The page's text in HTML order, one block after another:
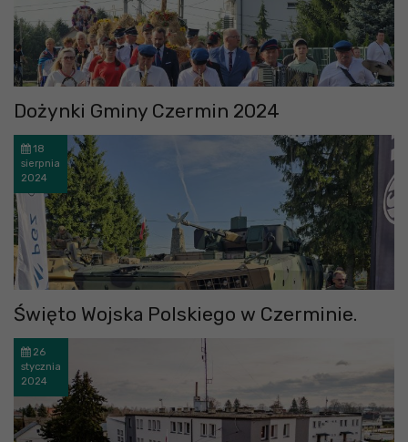
Dożynki Gminy Czermin 2024
18
sierpnia
2024
Święto Wojska Polskiego w Czerminie.
26
stycznia
2024